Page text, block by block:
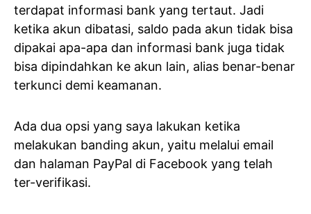
terdapat informasi bank yang tertaut. Jadi
ketika akun dibatasi, saldo pada akun tidak bisa
dipakai apa-apa dan informasi bank juga tidak
bisa dipindahkan ke akun lain, alias benar-benar
terkunci demi keamanan.
Ada dua opsi yang saya lakukan ketika
melakukan banding akun, yaitu melalui email
dan halaman PayPal di Facebook yang telah
ter-verifikasi.